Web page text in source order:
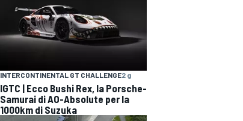
INTERCONTINENTAL GT CHALLENGE2 g
IGTC | Ecco Bushi Rex, la Porsche-
Samurai di AO-Absolute per la
1000km di Suzuka